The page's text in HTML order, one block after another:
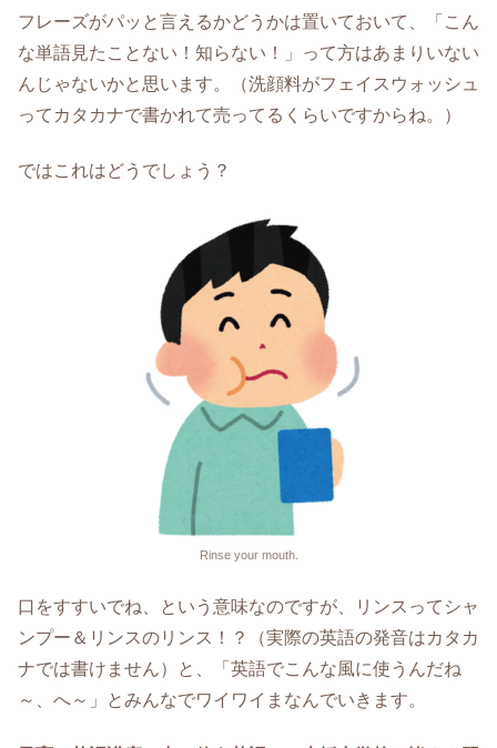
フレーズがパッと言えるかどうかは置いておいて、「こん
な単語見たことない！知らない！」って方はあまりいない
んじゃないかと思います。（洗顔料がフェイスウォッシュ
ってカタカナで書かれて売ってるくらいですからね。）
ではこれはどうでしょう？
Rinse your mouth.
口をすすいでね、という意味なのですが、リンスってシャ
ンプー＆リンスのリンス！？（実際の英語の発音はカタカ
ナでは書けません）と、「英語でこんな風に使うんだね
～、へ～」とみんなでワイワイまなんでいきます。